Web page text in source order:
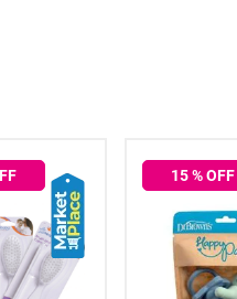
15% OFF